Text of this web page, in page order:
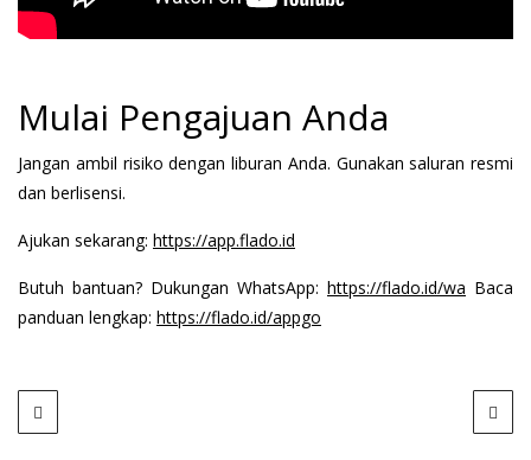
Mulai Pengajuan Anda
Jangan ambil risiko dengan liburan Anda. Gunakan saluran resmi
dan berlisensi.
Ajukan sekarang: https://app.flado.id
Butuh bantuan? Dukungan WhatsApp: https://flado.id/wa Baca
panduan lengkap: https://flado.id/appgo